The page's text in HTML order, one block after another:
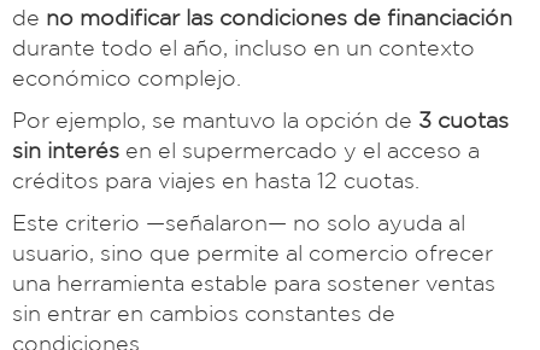
de no modificar las condiciones de financiación
durante todo el año, incluso en un contexto
económico complejo.
Por ejemplo, se mantuvo la opción de 3 cuotas
sin interés en el supermercado y el acceso a
créditos para viajes en hasta 12 cuotas.
Este criterio —señalaron— no solo ayuda al
usuario, sino que permite al comercio ofrecer
una herramienta estable para sostener ventas
sin entrar en cambios constantes de
condiciones.